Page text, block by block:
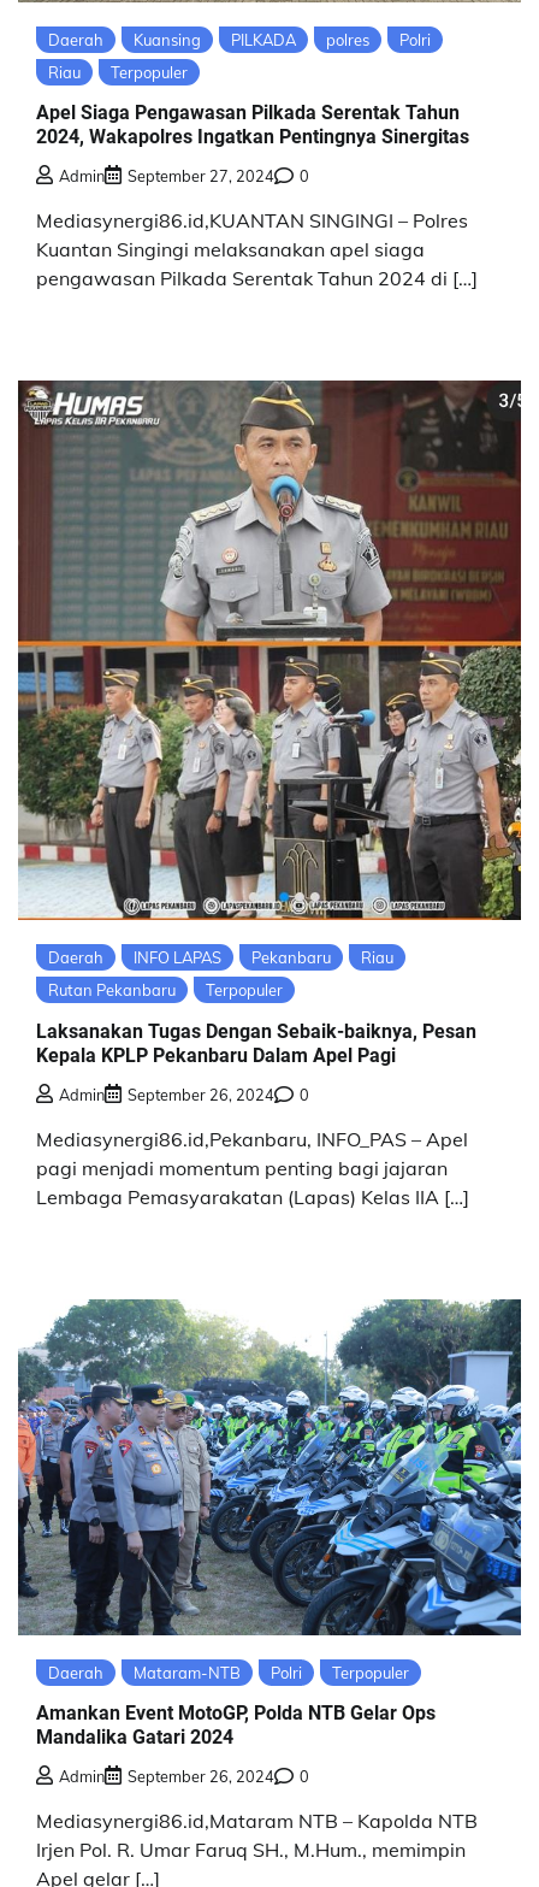
Daerah Kuansing PILKADA polres
Polri
Riau
Terpopuler
Apel Siaga Pengawasan Pilkada Serentak Tahun
2024, Wakapolres Ingatkan Pentingnya Sinergitas
Admin September 27, 2024 0
Mediasynergi86.id,KUANTAN SINGINGI – Polres
Kuantan Singingi melaksanakan apel siaga
pengawasan Pilkada Serentak Tahun 2024 di […]
Daerah INFO LAPAS Pekanbaru
Riau
Rutan Pekanbaru
Terpopuler
Laksanakan Tugas Dengan Sebaik-baiknya, Pesan
Kepala KPLP Pekanbaru Dalam Apel Pagi
Admin September 26, 2024 0
Mediasynergi86.id,Pekanbaru, INFO_PAS – Apel
pagi menjadi momentum penting bagi jajaran
Lembaga Pemasyarakatan (Lapas) Kelas IIA […]
Daerah Mataram-NTB Polri Terpopuler
Amankan Event MotoGP, Polda NTB Gelar Ops
Mandalika Gatari 2024
Admin September 26, 2024 0
Mediasynergi86.id,Mataram NTB – Kapolda NTB
Irjen Pol. R. Umar Faruq SH., M.Hum., memimpin
Apel gelar […]